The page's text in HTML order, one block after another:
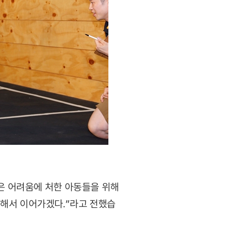
어려움에 처한 아동들을 위해
서 이어가겠다.”라고 전했습